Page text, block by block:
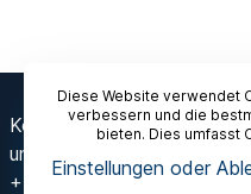
Diese Website verwendet
verbessern und die
bieten. Dies umfasst
Einstellungen oder
Kontaktieren Sie
uns
+46 8 603 07 70